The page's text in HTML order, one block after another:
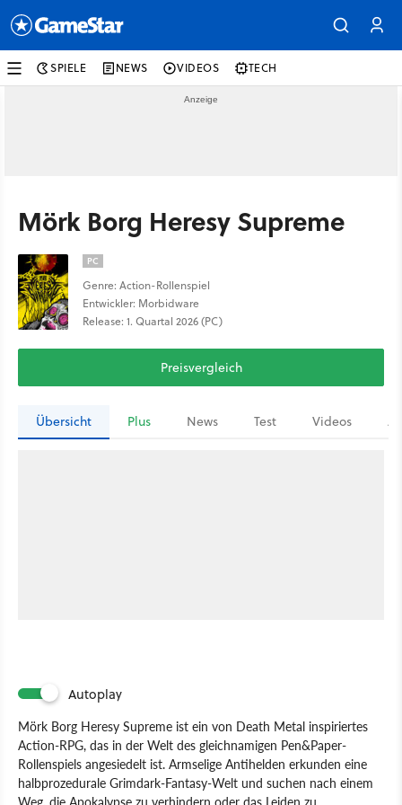
SPIELE NEWS VIDEOS TECH
Mörk Borg Heresy Supreme
PC
Genre: Action-Rollenspiel
Entwickler: Morbidware
Release: 1. Quartal 2026 (PC)
Preisvergleich
Übersicht Plus News Test Videos
Autoplay
Mörk Borg Heresy Supreme ist ein von Death Metal inspiriertes
Action-RPG, das in der Welt des gleichnamigen Pen&Paper-
Rollenspiels angesiedelt ist. Armselige Antihelden erkunden eine
halbprozedurale Grimdark-Fantasy-Welt und suchen nach einem
Weg, die Apokalypse zu verhindern oder das Leiden zu